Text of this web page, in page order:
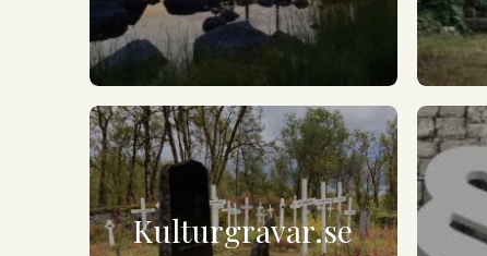
Kulturgravar.se